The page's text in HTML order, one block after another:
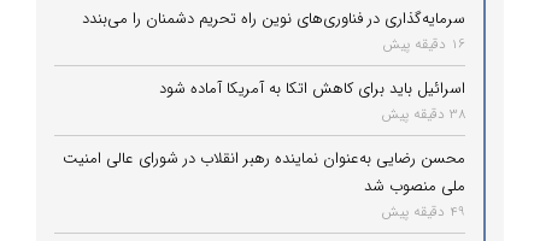
سرمایه‌گذاری در فناوری‌های نوین راه تحریم دشمنان را می‌بندد
16 دقیقه پیش
اسرائیل باید برای کاهش اتکا به آمریکا آماده شود
38 دقیقه پیش
محسن رضایی به‌عنوان نماینده رهبر انقلاب در شورای عالی امنیت
ملی منصوب شد
49 دقیقه پیش